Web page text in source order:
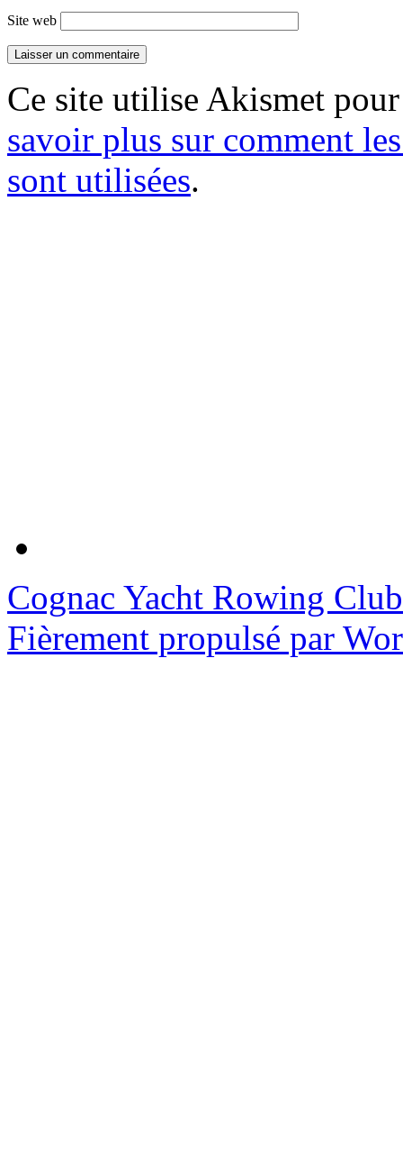
Site web
Ce site utilise Akismet
savoir plus sur comment
sont utilisées.
Cognac Yacht Rowing Club
Fièrement propulsé par